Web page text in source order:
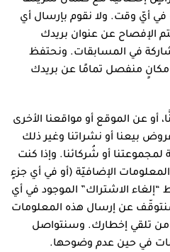
في أيّ وقت. ولا نقوم بإرسال أي
الإفصاح عن عنوان بريدك
في المسابقات. ونحتفظ
مكانٍ منفصل تمامًا عن بريدك
أو عن الموقع أو مواقعنا الأخرى
بيعنا أو نشراتنا وغير ذلك
لمجموعتنا أو شُركائنا. وإذا كنت
الإضافيّة (أو في أي جزءٍ
الاشتراك” الموجود في أي
عن إرسال هذه المعلومات
تلقي إخطارك. وسنتواصل
في حين عدم وضوحها.